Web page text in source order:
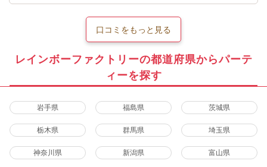
口コミをもっと見る
レインボーファクトリーの都道府県からパーテ
ィーを探す
岩手県 福島県 茨城県
栃木県 群馬県 埼玉県
神奈川県 新潟県 富山県